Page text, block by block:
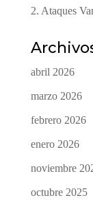
2. Ataques
abril 2026
marzo 2026
febrero 2026
enero 2026
noviembre
octubre 2025